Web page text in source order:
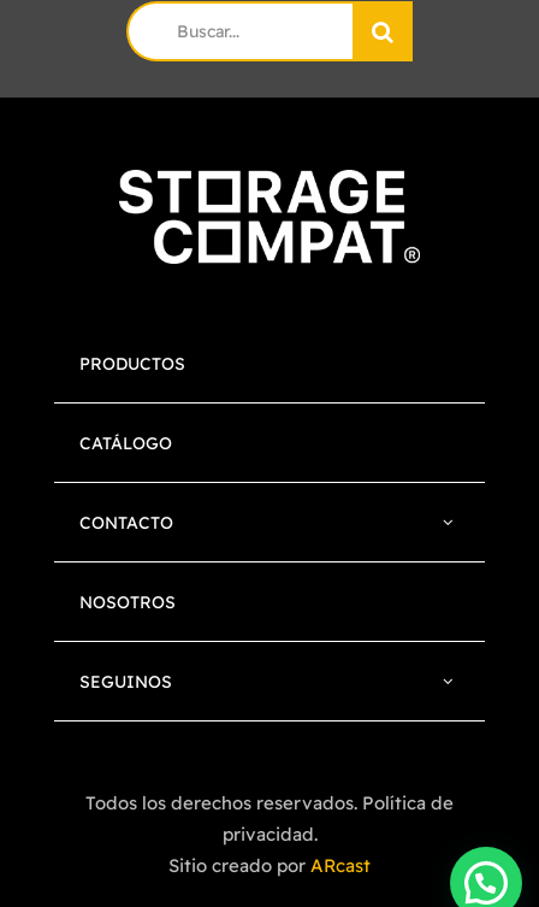
Search
for:
PRODUCTOS
CATÁLOGO
CONTACTO
NOSOTROS
SEGUINOS
Todos los derechos reservados. Política de
privacidad.
Sitio creado por ARcast